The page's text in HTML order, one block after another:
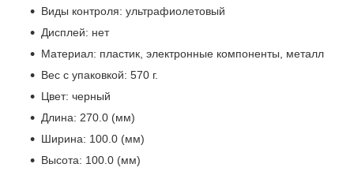
Виды контроля: ультрафиолетовый
Дисплей: нет
Материал: пластик, электронные компоненты, металл
Вес с упаковкой: 570 г.
Цвет: черный
Длина: 270.0 (мм)
Ширина: 100.0 (мм)
Высота: 100.0 (мм)